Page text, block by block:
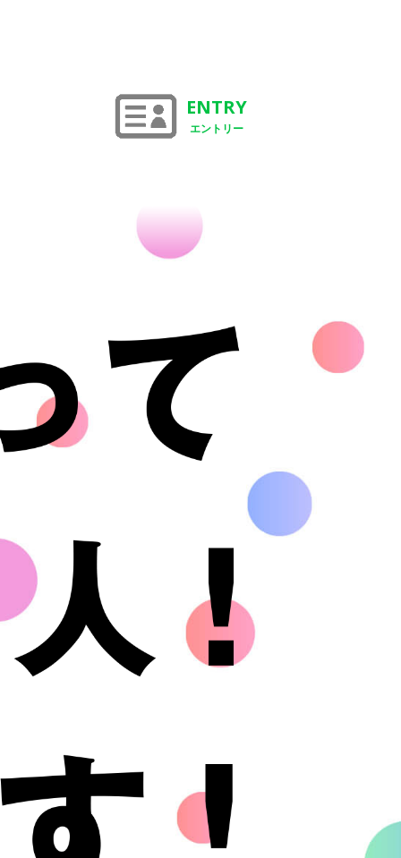
ENTRY
エントリー